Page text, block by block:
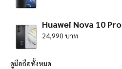
Huawei Nova 10 Pro
24,990 บาท
ดูมือถือทั้งหมด